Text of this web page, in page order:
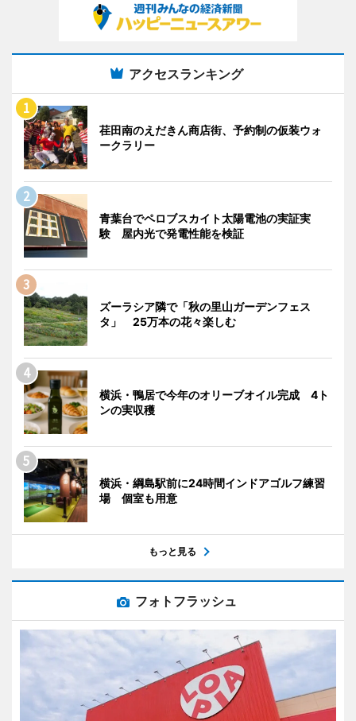
アクセスランキング
荏田南のえだきん商店街、予約制の仮装ウォ
ークラリー
青葉台でペロブスカイト太陽電池の実証実
験 屋内光で発電性能を検証
ズーラシア隣で「秋の里山ガーデンフェス
タ」 25万本の花々楽しむ
横浜・鴨居で今年のオリーブオイル完成 4ト
ンの実収穫
横浜・綱島駅前に24時間インドアゴルフ練習
場 個室も用意
もっと見る
フォトフラッシュ